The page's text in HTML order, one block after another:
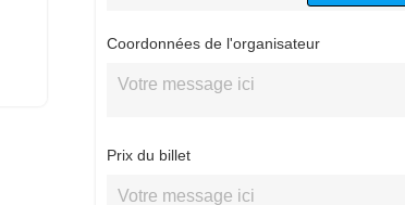
Coordonnées de l'organisateur
Prix du billet